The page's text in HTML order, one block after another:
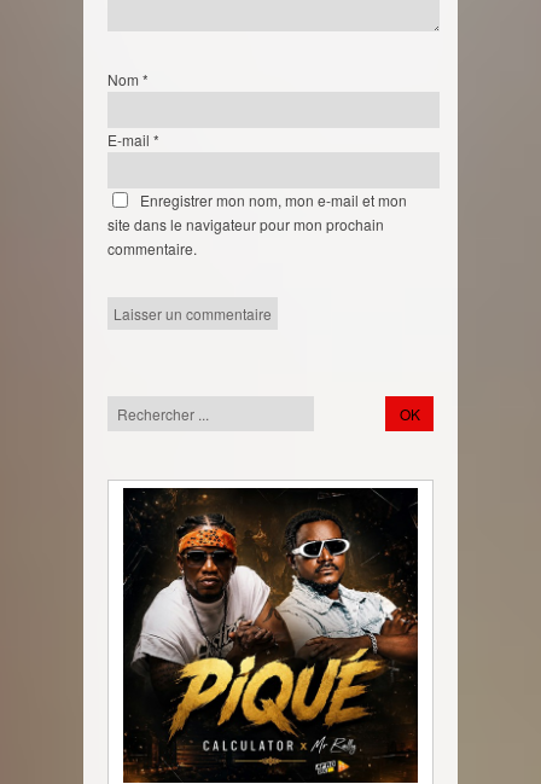
Nom *
E-mail *
Enregistrer mon nom, mon e-mail et mon
site dans le navigateur pour mon prochain
commentaire.